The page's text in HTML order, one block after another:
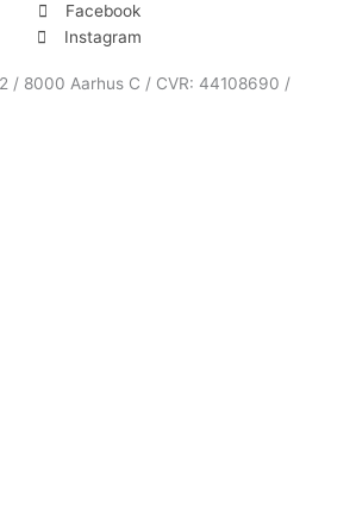
Facebook
Instagram
/ 8000 Aarhus C / CVR: 44108690 /